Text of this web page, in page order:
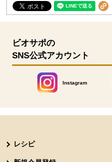
ビオサポの
SNS公式アカウント
Instagram
別のウィンドウで開き
レシピ